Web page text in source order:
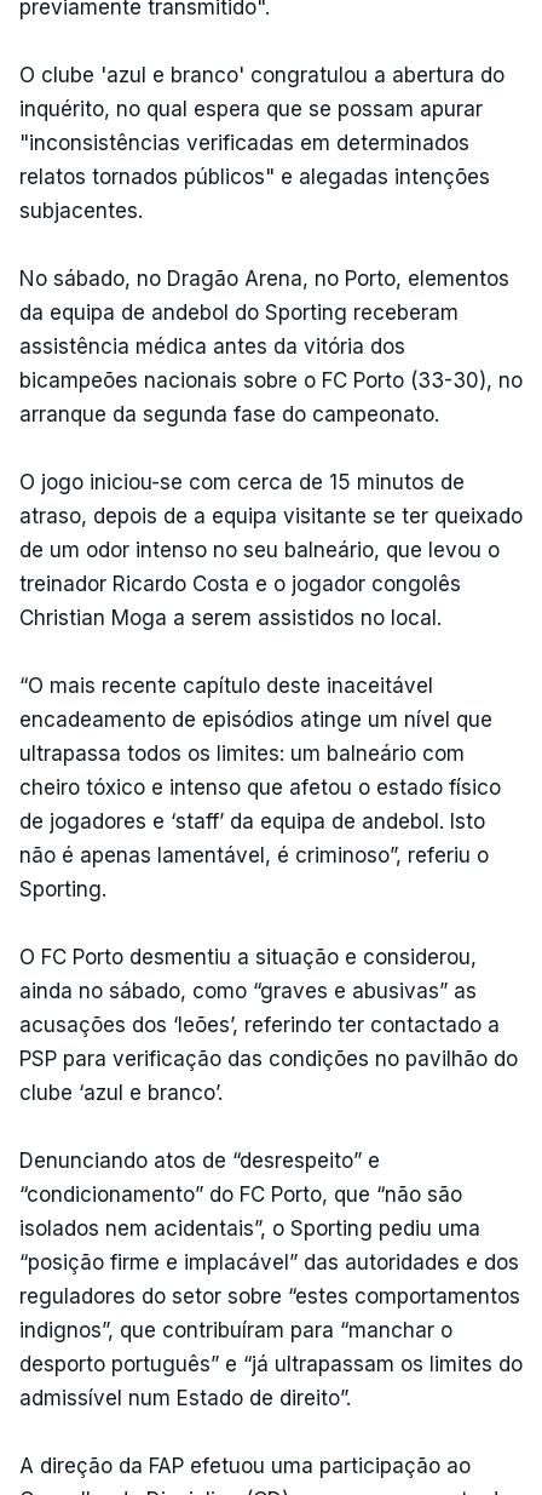
previamente transmitido".
O clube 'azul e branco' congratulou a abertura do
inquérito, no qual espera que se possam apurar
"inconsistências verificadas em determinados
relatos tornados públicos" e alegadas intenções
subjacentes.
No sábado, no Dragão Arena, no Porto, elementos
da equipa de andebol do Sporting receberam
assistência médica antes da vitória dos
bicampeões nacionais sobre o FC Porto (33-30), no
arranque da segunda fase do campeonato.
O jogo iniciou-se com cerca de 15 minutos de
atraso, depois de a equipa visitante se ter queixado
de um odor intenso no seu balneário, que levou o
treinador Ricardo Costa e o jogador congolês
Christian Moga a serem assistidos no local.
“O mais recente capítulo deste inaceitável
encadeamento de episódios atinge um nível que
ultrapassa todos os limites: um balneário com
cheiro tóxico e intenso que afetou o estado físico
de jogadores e ‘staff’ da equipa de andebol. Isto
não é apenas lamentável, é criminoso”, referiu o
Sporting.
O FC Porto desmentiu a situação e considerou,
ainda no sábado, como “graves e abusivas” as
acusações dos ‘leões’, referindo ter contactado a
PSP para verificação das condições no pavilhão do
clube ‘azul e branco’.
Denunciando atos de “desrespeito” e
“condicionamento” do FC Porto, que “não são
isolados nem acidentais”, o Sporting pediu uma
“posição firme e implacável” das autoridades e dos
reguladores do setor sobre “estes comportamentos
indignos”, que contribuíram para “manchar o
desporto português” e “já ultrapassam os limites do
admissível num Estado de direito”.
A direção da FAP efetuou uma participação ao